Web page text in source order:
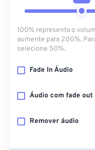
100% representa o
aumente para 200%.
selecione 50%.
Fade In Áudio
Áudio com fade out
Remover áudio